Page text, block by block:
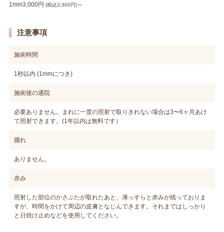
1mm3,000円 (税込3,300円)～
注意事項
施術時間
1秒以内 (1mmにつき)
施術後の通院
必要ありません。まれに一度の照射で取りきれない場合は3〜6ヶ月あけ
て照射できます。(1年以内は無料です）
腫れ
ありません。
赤み
照射した部位のかさぶたが取れたあと、薄っすらと赤みが残っておりま
すが、時間をかけて周辺の皮膚となじんできます。それまではしっかり
と日焼け止めなどを使用してください。